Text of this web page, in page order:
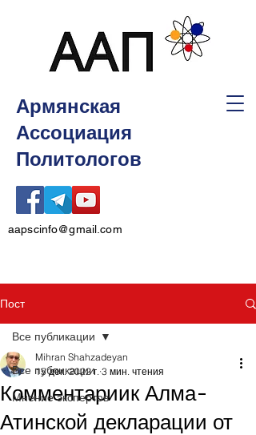
Армянская
Ассоциация
Политологов
aapscinfo@gmail.com
Пост
Все публикации
Мнение экспертов
Все публикации
Комментариик Алма-
Атинской декларации от
Mihran Shahzadeyan
15 дек. 2022 г. 3 мин. чтения